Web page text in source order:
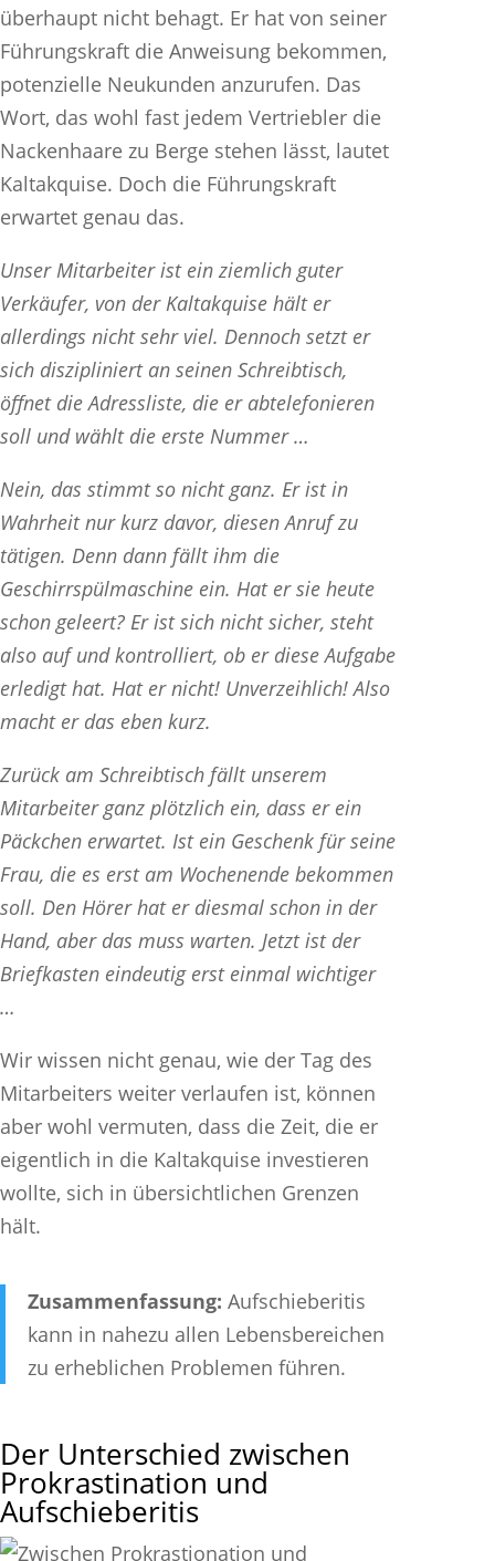
überhaupt nicht behagt. Er hat von seiner
Führungskraft die Anweisung bekommen,
potenzielle Neukunden anzurufen. Das
Wort, das wohl fast jedem Vertriebler die
Nackenhaare zu Berge stehen lässt, lautet
Kaltakquise. Doch die Führungskraft
erwartet genau das.
Unser Mitarbeiter ist ein ziemlich guter
Verkäufer, von der Kaltakquise hält er
allerdings nicht sehr viel. Dennoch setzt er
sich diszipliniert an seinen Schreibtisch,
öffnet die Adressliste, die er abtelefonieren
soll und wählt die erste Nummer …
Nein, das stimmt so nicht ganz. Er ist in
Wahrheit nur kurz davor, diesen Anruf zu
tätigen. Denn dann fällt ihm die
Geschirrspülmaschine ein. Hat er sie heute
schon geleert? Er ist sich nicht sicher, steht
also auf und kontrolliert, ob er diese Aufgabe
erledigt hat. Hat er nicht! Unverzeihlich! Also
macht er das eben kurz.
Zurück am Schreibtisch fällt unserem
Mitarbeiter ganz plötzlich ein, dass er ein
Päckchen erwartet. Ist ein Geschenk für seine
Frau, die es erst am Wochenende bekommen
soll. Den Hörer hat er diesmal schon in der
Hand, aber das muss warten. Jetzt ist der
Briefkasten eindeutig erst einmal wichtiger
…
Wir wissen nicht genau, wie der Tag des
Mitarbeiters weiter verlaufen ist, können
aber wohl vermuten, dass die Zeit, die er
eigentlich in die Kaltakquise investieren
wollte, sich in übersichtlichen Grenzen
hält.
Zusammenfassung: Aufschieberitis
kann in nahezu allen Lebensbereichen
zu erheblichen Problemen führen.
Der Unterschied zwischen
Prokrastination und
Aufschieberitis